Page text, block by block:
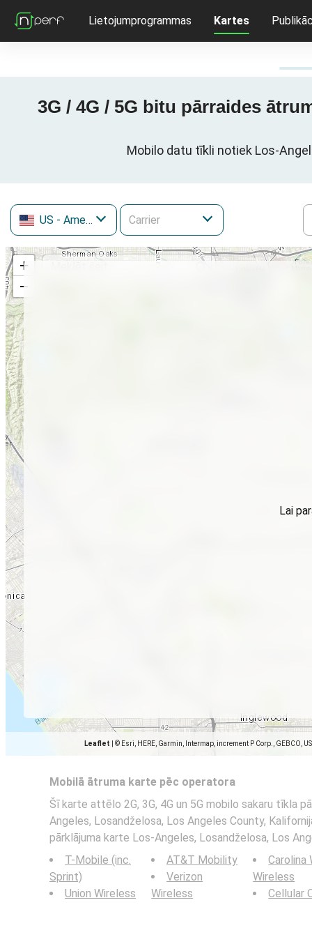
Lietojumprogrammas Kartes
3G / 4G / 5G bitu pārraides
Mobilo datu tīkli notiek Los-
US - Amerikas Savienotās Valstis
+
−
Leaflet © Esri, HERE, Garmin, Intermap, increment P Corp., GEBCO,
Lai
Mobilā ātruma karte pēc operatora
Šī karte attēlo 2G, 3G, 4G un 5G mobilo sakaru tīkla
Angeles, Losandželosa, Los Angeles County,
pārklājuma karte Los-Angeles, Losandželosa, Los
T-Mobile (inc.
Sprint)
Union Wireless
AT&T Mobility
Verizon
Wireless
Carolina
Wireless
Cellular